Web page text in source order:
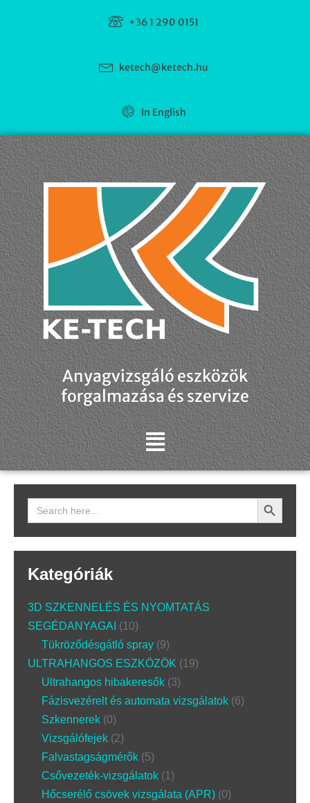
+36 1 290 0151
ketech@ketech.hu
In English
Anyagvizsgáló eszközök
forgalmazása és szervize
Search
for:
Search Button
Kategóriák
3D SZKENNELÉS ÉS NYOMTATÁS
SEGÉDANYAGAI
10
Tükröződésgátló spray 9
ULTRAHANGOS ESZKÖZÖK
19
Ultrahangos hibakeresők 3
Fázisvezérelt és automata vizsgálatok 6
Szkennerek 0
Vizsgálófejek 2
Falvastagságmérők 5
Csővezeték-vizsgálatok 1
Hőcserélő csövek vizsgálata (APR) 0